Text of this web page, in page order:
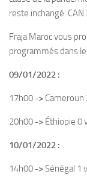
reste inchangé: CAN
Fraja Maroc vous
programmés dans
09/01/2022 :
17h00 -> Cameroun
20h00 -> Éthiopie 0
10/01/2022 :
14h00 ->Sénégal 1